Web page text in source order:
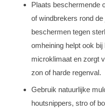
Plaats beschermende
of windbrekers rond
beschermen tegen
omheining helpt ook
microklimaat en zorgt
zon of harde regenval.
Gebruik natuurlijke
houtsnippers, stro of